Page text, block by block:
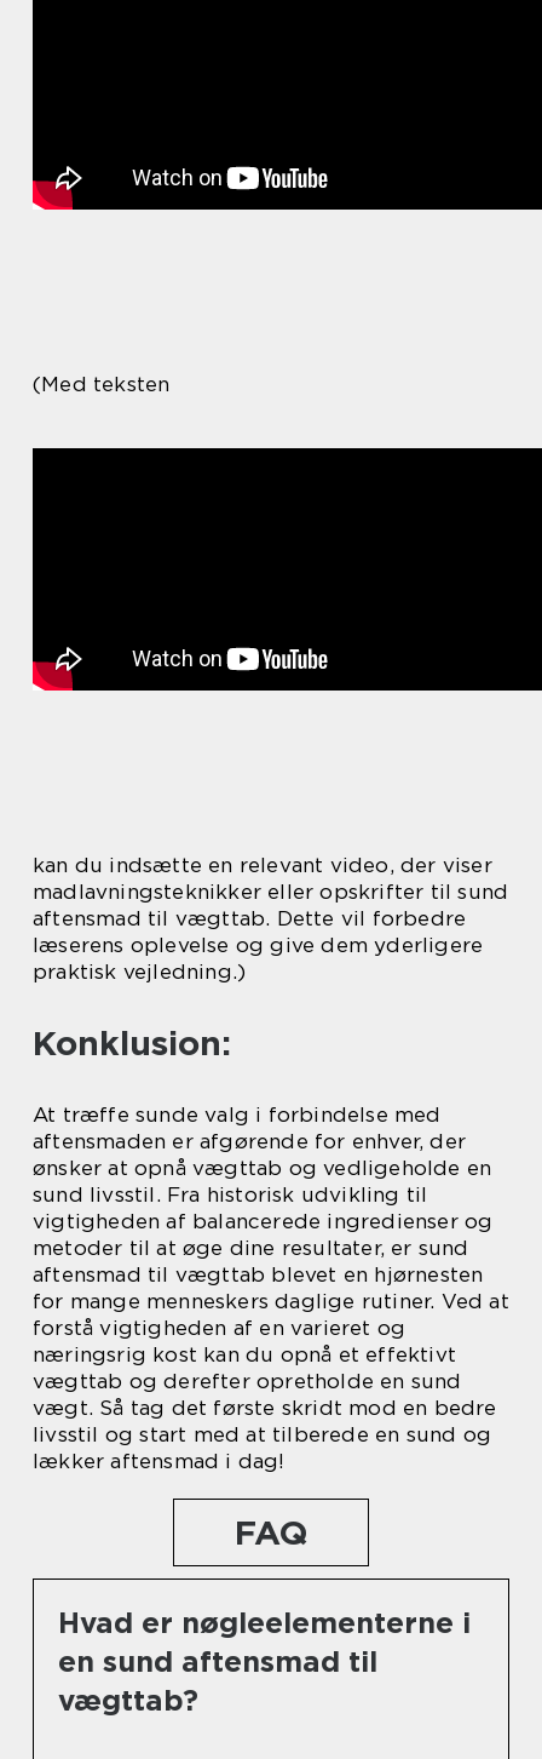
(Med teksten
kan du indsætte en relevant video, der viser
madlavningsteknikker eller opskrifter til sund
aftensmad til vægttab. Dette vil forbedre
læserens oplevelse og give dem yderligere
praktisk vejledning.)
Konklusion:
At træffe sunde valg i forbindelse med
aftensmaden er afgørende for enhver, der
ønsker at opnå vægttab og vedligeholde en
sund livsstil. Fra historisk udvikling til
vigtigheden af balancerede ingredienser og
metoder til at øge dine resultater, er sund
aftensmad til vægttab blevet en hjørnesten
for mange menneskers daglige rutiner. Ved at
forstå vigtigheden af en varieret og
næringsrig kost kan du opnå et effektivt
vægttab og derefter opretholde en sund
vægt. Så tag det første skridt mod en bedre
livsstil og start med at tilberede en sund og
lækker aftensmad i dag!
FAQ
Hvad er nøgleelementerne i
en sund aftensmad til
vægttab?